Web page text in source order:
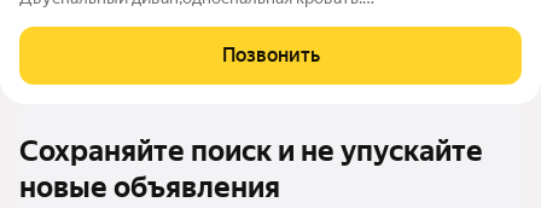
Всегда чистое постельное бельё, полотенца. Рядом
расположены 2 торговых центра,м-н Магнит, Пятёрочка,
Позвонить
Сохраняйте поиск и не упускайте
новые объявления